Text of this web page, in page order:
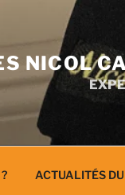
NICOL
ACTUALITÉS